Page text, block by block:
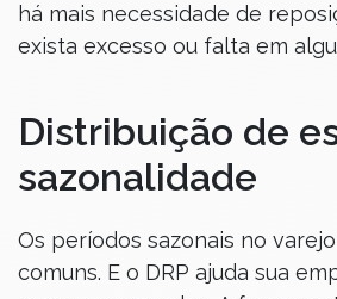
há mais necessidade de
exista excesso ou falta em
Distribuição de
sazonalidade
Os períodos sazonais no
comuns. E o DRP ajuda sua